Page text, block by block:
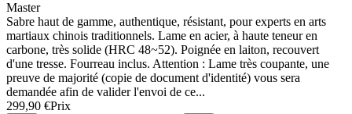
Master
Sabre haut de gamme, authentique, résistant, pour experts en arts
martiaux chinois traditionnels. Lame en acier, à haute teneur en
carbone, très solide (HRC 48~52). Poignée en laiton, recouvert
d'une tresse. Fourreau inclus. Attention : Lame très coupante, une
preuve de majorité (copie de document d'identité) vous sera
demandée afin de valider l'envoi de ce...
299,90 €Prix